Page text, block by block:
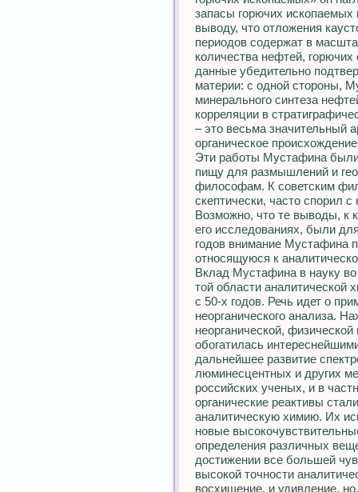
запасы горючих ископаемых
выводу, что отложения
периодов содержат в
количества нефтей,
данные убедительно
материи: с одной стороны,
минерального синтеза
корреляции в
– это весьма значительный
органическое
Эти работы Мустафина
пищу для размышлений и
философам. К советским
скептически, часто спорил
Возможно, что те выводы, к
его исследованиях, были
годов внимание Мустафина
относящуюся к
Вклад Мустафина в науку
той области аналитической
с 50-х годов. Речь идет о
неорганического анализа.
неорганической,
обогатилась
дальнейшее развитие
люминесцентных и других
российских ученых, и в
органические реактивы
аналитическую химию. Их
новые
определения различных
достижении все большей
высокой точности
восхищение, и удивление,